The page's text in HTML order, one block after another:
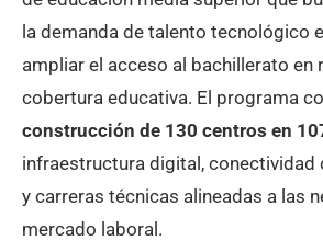
la demanda de talento tecnológico
ampliar el acceso al bachillerato en
cobertura educativa. El programa
construcción de 130 centros en
infraestructura digital, conectividad
y carreras técnicas alineadas a las
mercado laboral.